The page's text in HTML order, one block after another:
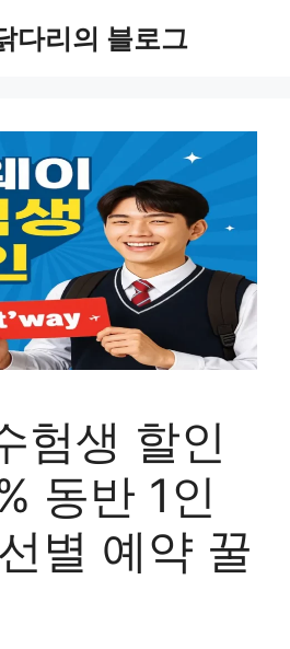
다리의 블로그
험생 할인
동반 1인
별 예약 꿀